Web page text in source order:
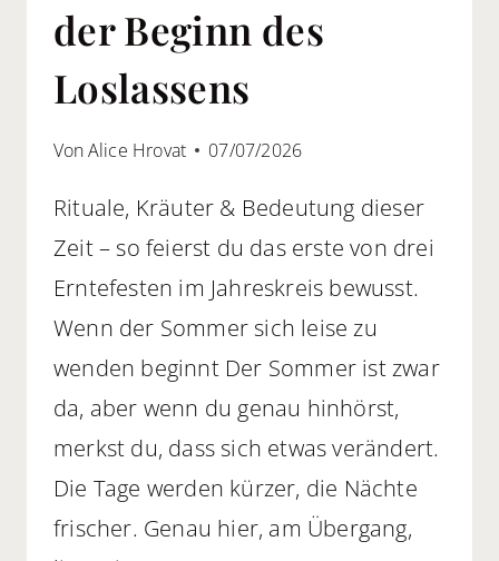
der Beginn des
Loslassens
VonAlice Hrovat 07/07/2026
Rituale, Kräuter & Bedeutung dieser
Zeit – so feierst du das erste von drei
Erntefesten im Jahreskreis bewusst.
Wenn der Sommer sich leise zu
wenden beginnt Der Sommer ist zwar
da, aber wenn du genau hinhörst,
merkst du, dass sich etwas verändert.
Die Tage werden kürzer, die Nächte
frischer. Genau hier, am Übergang,